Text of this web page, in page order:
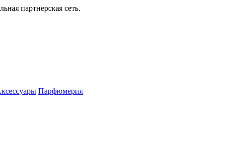
партнерская сеть.
Парфюмерия